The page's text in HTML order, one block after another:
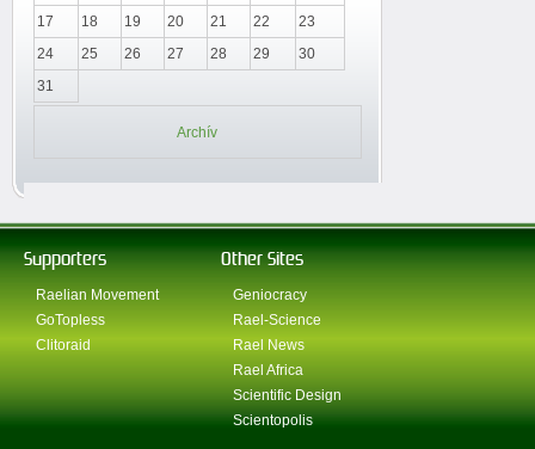
17
18 19 20 21 22
23
24
25 26 27 28 29
30
31
Archív
Supporters
Raelian Movement
GoTopless
Clitoraid
Other Sites
Geniocracy
Rael-Science
Rael News
Rael Africa
Scientific Design
Scientopolis